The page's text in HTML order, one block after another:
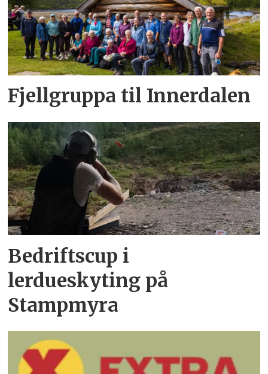
Fjellgruppa til Innerdalen
Bedriftscup i
lerdueskyting på
Stampmyra